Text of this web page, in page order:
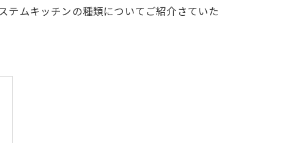
テムキッチンの種類についてご紹介さていた